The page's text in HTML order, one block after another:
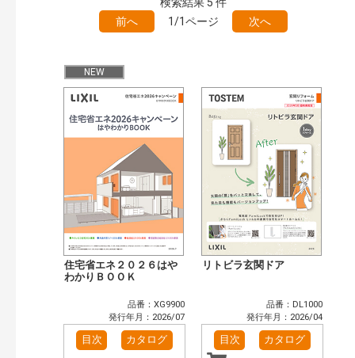
おすすめハッシュタグ
まずはここから（5）
施工イメージ・アイデア集（5）
省エネ住宅関連（1）
補助金・優遇制度を知る（1）
窓・シャッター（11）
玄関ドア・引戸（5）
インテリア建材（9）
エクステリア（2）
キッチン（4）
浴室（10）
洗面化粧室（6）
トイレ（2）
太陽光発電・屋根・外壁（4）
高性能住宅工法（3）
その他（2）
発行年で検索
前へ
1/1ページ 次へ
NEW
住宅省エネ２０２６はや
わかりＢＯＯＫ
品番：XG9900
発行年月：2026/07
目次 カタログ
リトビラ玄関ドア
品番：DL1000
発行年月：2026/04
目次 カタログ